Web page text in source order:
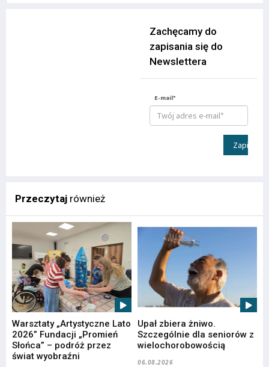
Zachęcamy do
zapisania się do
Newslettera
E-mail*
Zapisz
Przeczytaj również
Warsztaty „Artystyczne Lato
2026” Fundacji „Promień
Słońca” – podróż przez
świat wyobraźni
Upał zbiera żniwo.
Szczególnie dla seniorów z
wielochorobowością
06.08.2026